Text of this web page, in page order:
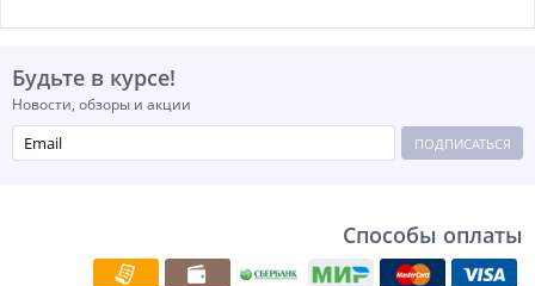
Будьте в курсе!
Новости, обзоры и акции
ПОДПИСАТЬСЯ
Способы оплаты